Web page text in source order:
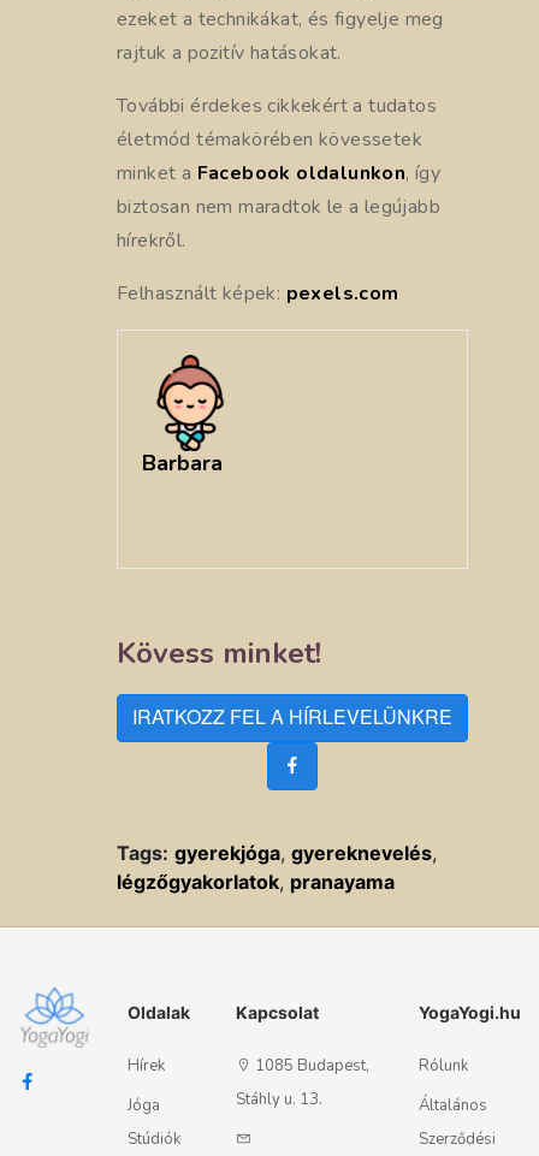
ezeket a technikákat, és figyelje meg
rajtuk a pozitív hatásokat.
További érdekes cikkekért a tudatos
életmód témakörében kövessetek
minket a Facebook oldalunkon, így
biztosan nem maradtok le a legújabb
hírekről.
Felhasznált képek: pexels.com
Barbara
Kövess minket!
IRATKOZZ FEL A HÍRLEVELÜNKRE
Tags: gyerekjóga, gyereknevelés,
légzőgyakorlatok, pranayama
Oldalak
Hírek
Jóga
Stúdiók
Kapcsolat
1085 Budapest,
Stáhly u. 13.
YogaYogi.hu
Rólunk
Általános
Szerződési